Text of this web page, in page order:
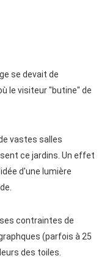
se devait de
le visiteur "butine" de
vastes salles
ce jardins. Un effet
d'une lumière
contraintes de
(parfois à 25
des toiles.